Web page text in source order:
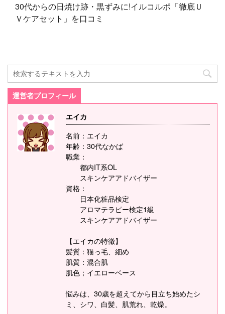
30代からの日焼け跡・黒ずみに!イルコルポ「徹底Ｕ
Ｖケアセット」を口コミ
運営者プロフィール
エイカ
名前：エイカ
年齢：30代なかば
職業：
都内IT系OL
スキンケアアドバイザー
資格：
日本化粧品検定
アロマテラピー検定1級
スキンケアアドバイザー
【エイカの特徴】
髪質：猫っ毛、細め
肌質：混合肌
肌色；イエローベース
悩みは、30歳を超えてから目立ち始めたシ
ミ、シワ、白髪、肌荒れ、乾燥。